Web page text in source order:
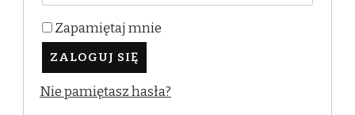
Zapamiętaj mnie
ZALOGUJ SIĘ
Nie pamiętasz hasła?